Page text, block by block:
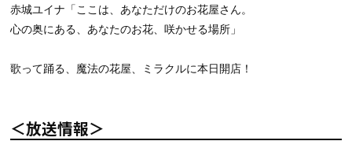
赤城ユイナ「ここは、あなただけのお花屋さん。
心の奥にある、あなたのお花、咲かせる場所」
歌って踊る、魔法の花屋、ミラクルに本日開店！
＜放送情報＞